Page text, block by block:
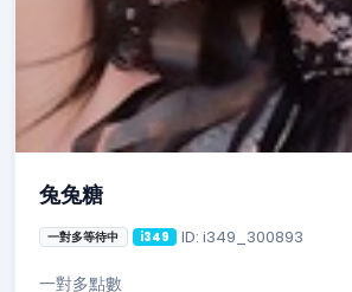
兔兔糖
一對多等待中 i349 ID: i349_300893
一對多點數